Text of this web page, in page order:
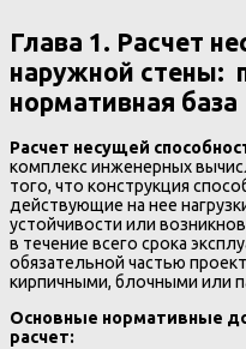
Глава 1. Расчет
наружной стены:
нормативная база
Расчет несущей
комплекс инженерных
того, что конструкция
действующие на нее
устойчивости или
в течение всего срока
обязательной частью
кирпичными, блочными или
Основные нормативные
расчет: